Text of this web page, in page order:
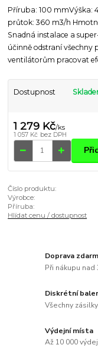
Příruba: 100
průtok: 360 m3/h
Snadná instalace a
účinně odstraní všechny
ventilátorům pracovat
Dostupnost
1 279 Kč/ks
1 057 Kč bez DPH
Číslo produktu:
Výrobce:
Příruba:
Hlídat cenu / dostupnost
Doprava
Při nákupu nad
Diskrétní
Všechny
Výdejní místa
Až 10 000